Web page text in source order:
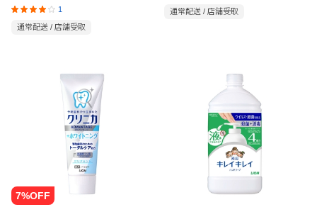
ト 130g
1
通常配送 / 店舗受取
通常配送 / 店舗受取